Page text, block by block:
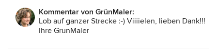
wir freuen uns auf die umsetzung unseres projekts und
können es kaum erwarten unsere oase zu genießen. 100%
weiterempfehlung
Kommentar von GrünMaler:
Lob auf ganzer Strecke :-) Viiiielen, lieben Dank!!!
Ihre GrünMaler